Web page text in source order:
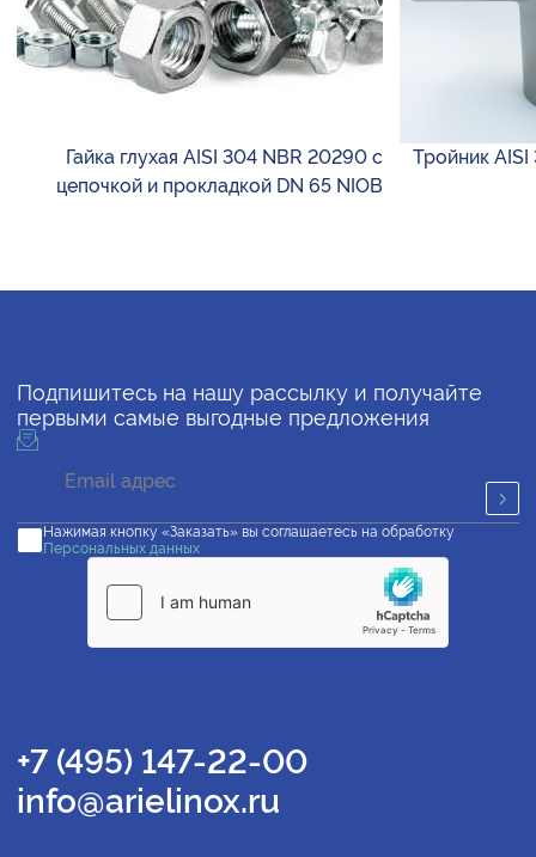
Гайка глухая AISI 304 NBR 20290 с
цепочкой и прокладкой DN 65 NIOB
Тройник AISI
Подпишитесь на нашу рассылку и получайте
первыми самые выгодные предложения
Нажимая кнопку «Заказать» вы соглашаетесь на обработку
Персональных данных
+7 (495) 147-22-00
info@arielinox.ru